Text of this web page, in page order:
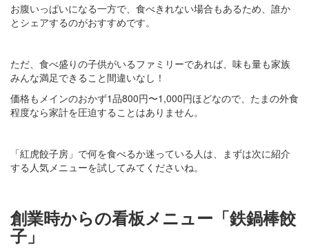
お腹いっぱいになる一方で、食べきれない場合もあるため、誰か
とシェアするのがおすすめです。
ただ、食べ盛りの子供がいるファミリーであれば、味も量も家族
みんな満足できること間違いなし！
価格もメインのおかず1品800円〜1,000円ほどなので、たまの外食
程度なら家計を圧迫することはありません。
「紅虎餃子房」で何を食べるか迷っている人は、まずは次に紹介
する人気メニューを試してみてくださいね。
創業時からの看板メニュー「鉄鍋棒餃
子」